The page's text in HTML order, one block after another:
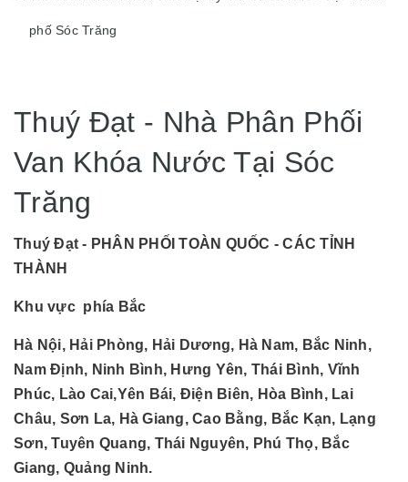
phố Sóc Trăng
Thuý Đạt - Nhà Phân Phối
Van Khóa Nước Tại Sóc
Trăng
Thuý Đạt - PHÂN PHỐI TOÀN QUỐC - CÁC TỈNH
THÀNH
Khu vực phía Bắc
Hà Nội, Hải Phòng, Hải Dương, Hà Nam, Bắc Ninh,
Nam Định, Ninh Bình, Hưng Yên, Thái Bình, Vĩnh
Phúc, Lào Cai,Yên Bái, Điện Biên, Hòa Bình, Lai
Châu, Sơn La, Hà Giang, Cao Bằng, Bắc Kạn, Lạng
Sơn, Tuyên Quang, Thái Nguyên, Phú Thọ, Bắc
Giang, Quảng Ninh.